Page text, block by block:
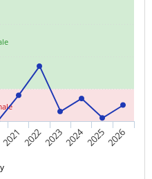
2021 20222023202420252026